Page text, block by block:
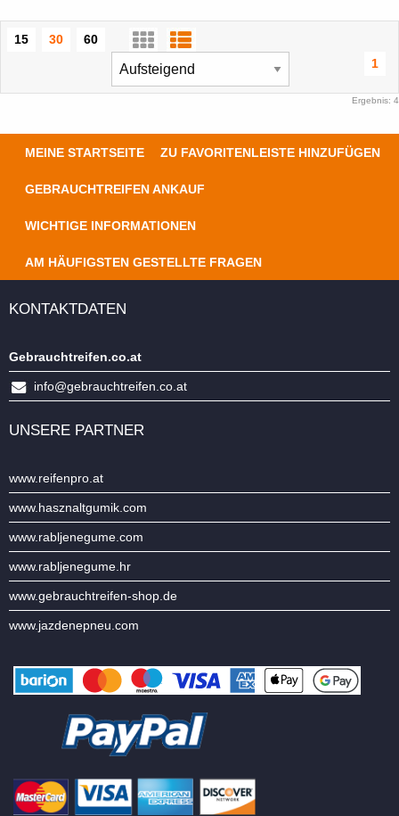
15 30
60
1
Ergebnis: 4
MEINE STARTSEITE ZU FAVORITENLEISTE HINZUFÜGEN
GEBRAUCHTREIFEN ANKAUF
WICHTIGE INFORMATIONEN
AM HÄUFIGSTEN GESTELLTE FRAGEN
KONTAKTDATEN
Gebrauchtreifen.co.at
info@gebrauchtreifen.co.at
UNSERE PARTNER
www.reifenpro.at
www.hasznaltgumik.com
www.rabljenegume.com
www.rabljenegume.hr
www.gebrauchtreifen-shop.de
www.jazdenepneu.com